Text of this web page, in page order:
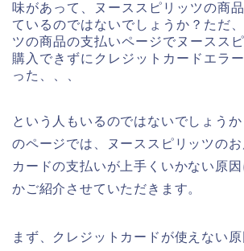
味があって、ヌーススピリッツの商
ているのではないでしょうか？ただ
ツの商品の支払いページでヌースス
購入できずにクレジットカードエラ
った、、、
という人もいるのではないでしょう
のページでは、ヌーススピリッツのお
カードの支払いが上手くいかない原
かご紹介させていただきます。
まず、クレジットカードが使えない